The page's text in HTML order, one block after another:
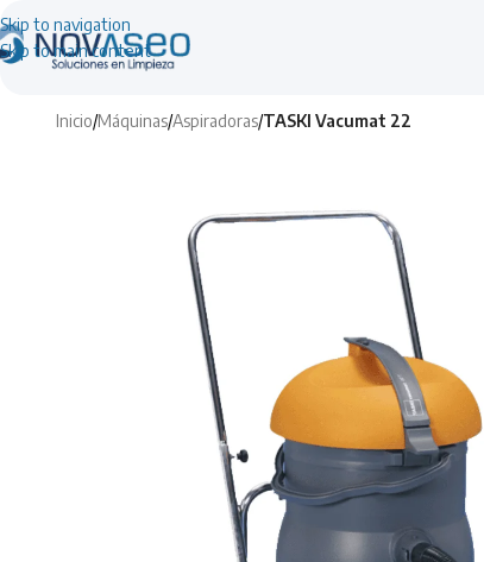
Skip to navigation
Skip to main content
Inicio/Máquinas/Aspiradoras/TASKI Vacumat 22